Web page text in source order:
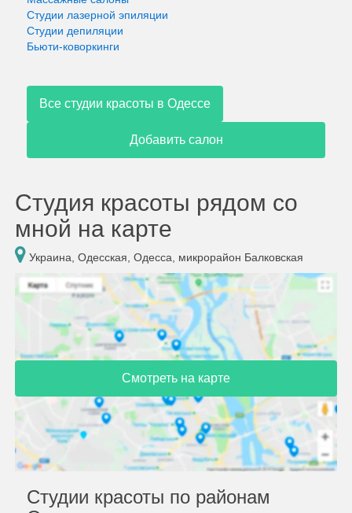
Студии лазерной эпиляции
Студии депиляции
Бьюти-коворкинги
Все студии красоты в Одессе
Добавить салон
Студия красоты рядом со
мной на карте
Украина, Одесская, Одесса, микрорайон Балковская
Смотреть на карте
Студии красоты по районам